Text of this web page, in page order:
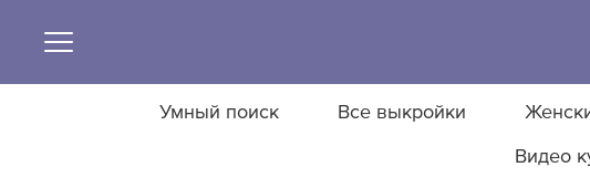
Умный поиск Все выкройки
Видео